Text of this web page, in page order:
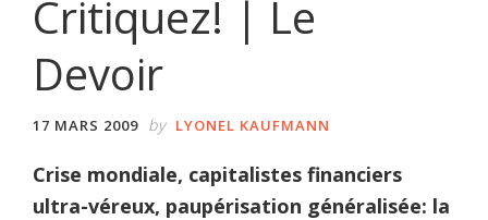
Critiquez! | Le
Devoir
17 MARS 2009 by LYONEL KAUFMANN
Crise mondiale, capitalistes financiers
ultra-véreux, paupérisation généralisée: la